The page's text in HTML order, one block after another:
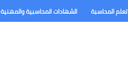
تعلم المحاسبة الشهادات المحاسبية والمهنية